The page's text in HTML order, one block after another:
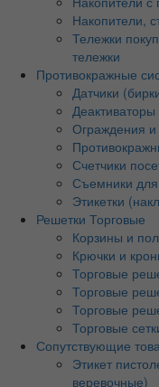
Накопители,
Тележки
тележки
Противокражные
Датчики
Деактиваторы
Ограждения
Счетчики
Съемники
Этикетки
Решетки Торговые
Корзины и
Крючки и
Торговые
Торговые
Торговые
Торговые
Сопутствующие
Этикет
веревочные)